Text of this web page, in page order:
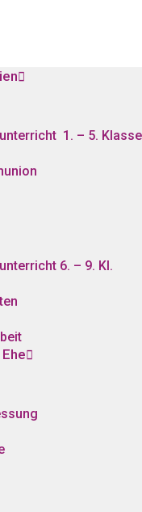
1. – 5. Klasse
6. – 9. Kl.